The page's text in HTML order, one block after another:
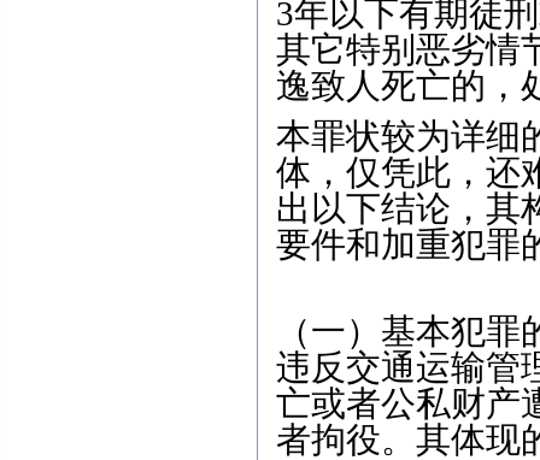
3年以下有期徒
其它特别恶劣情
逸致人死亡的，
本罪状较为详细
体，仅凭此，还
出以下结论，其
要件和加重犯罪
（一）基本犯
违反交通运输管
亡或者公私财产
者拘役。其体现